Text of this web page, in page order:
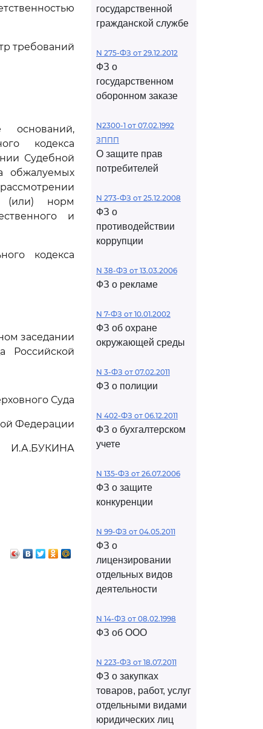
требований
кодекса
Судебной
обжалуемых
(или) норм
и
кодекса
заседании
Российской
Суда
Федерации
И.А.БУКИНА
государственной
гражданской службе
N 275-ФЗ от 29.12.2012
ФЗ о
государственном
оборонном заказе
N2300-1 от 07.02.1992
ЗППП
О защите прав
потребителей
N 273-ФЗ от 25.12.2008
ФЗ о
противодействии
коррупции
N 38-ФЗ от 13.03.2006
ФЗ о рекламе
N 7-ФЗ от 10.01.2002
ФЗ об охране
окружающей среды
N 3-ФЗ от 07.02.2011
ФЗ о полиции
N 402-ФЗ от 06.12.2011
ФЗ о бухгалтерском
учете
N 135-ФЗ от 26.07.2006
ФЗ о защите
конкуренции
N 99-ФЗ от 04.05.2011
ФЗ о
лицензировании
отдельных видов
деятельности
N 14-ФЗ от 08.02.1998
ФЗ об ООО
N 223-ФЗ от 18.07.2011
ФЗ о закупках
товаров, работ, услуг
отдельными видами
юридических лиц